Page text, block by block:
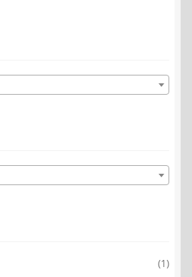
(1)